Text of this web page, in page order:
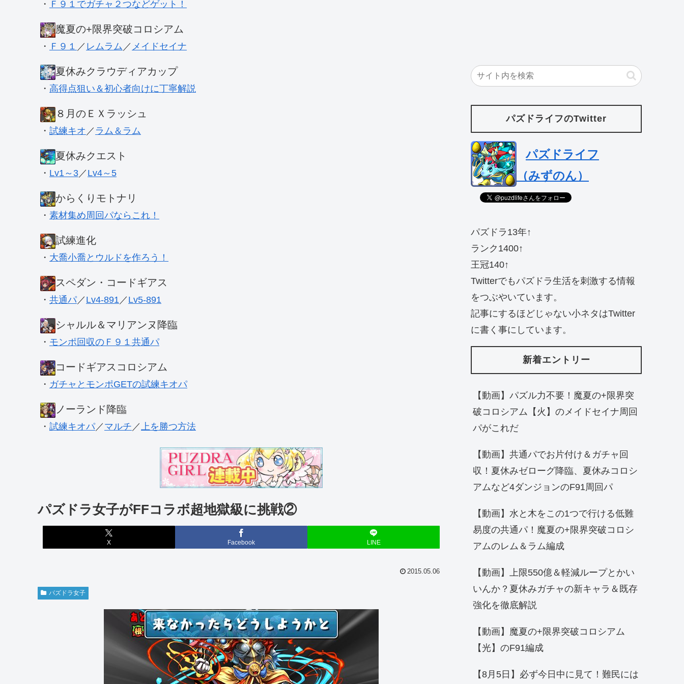
・ Ｆ９１でガチャ２つなどゲット！
魔夏の+限界突破コロシアム
・ Ｆ９１ ／ レムラム ／ メイドセイナ
夏休みクラウディアカップ
・ 高得点狙い＆初心者向けに丁寧解説
８月のＥＸラッシュ
・ 試練キオ ／ ラム＆ラム
夏休みクエスト
・ Lv1～3 ／ Lv4～5
からくりモトナリ
・ 素材集め周回パならこれ！
試練進化
・ 大喬小喬とウルドを作ろう！
スペダン・コードギアス
・ 共通パ／ Lv4-891 ／ Lv5-891
シャルル＆マリアンヌ降臨
・ モンポ回収のＦ９１共通パ
コードギアスコロシアム
・ ガチャとモンポGETの試練キオパ
ノーランド降臨
・ 試練キオパ／ マルチ ／ 上を勝つ方法
パズドラ女子がFFコラボ超地獄級に挑戦②
X Facebook LINE
2015.05.06
パズドラ女子
パズドライフのTwitter
パズドライフ
（みずのん）
パズドラ13年↑
ランク1400↑
王冠140↑
Twitterでもパズドラ生活を刺激する情報
をつぶやいています。
記事にするほどじゃない小ネタはTwitter
に書く事にしています。
新着エントリー
【動画】パズル力不要！魔夏の+限界突
破コロシアム【火】のメイドセイナ周回
パがこれだ
【動画】共通パでお片付け＆ガチャ回
収！夏休みゼローグ降臨、夏休みコロシ
アムなど4ダンジョンのF91周回パ
【動画】水と木をこの1つで行ける低難
易度の共通パ！魔夏の+限界突破コロシ
アムのレム＆ラム編成
【動画】上限550億＆軽減ループとかい
いんか？夏休みガチャの新キャラ＆既存
強化を徹底解説
【動画】魔夏の+限界突破コロシアム
【光】のF91編成
【8月5日】必ず今日中に見て！難民には